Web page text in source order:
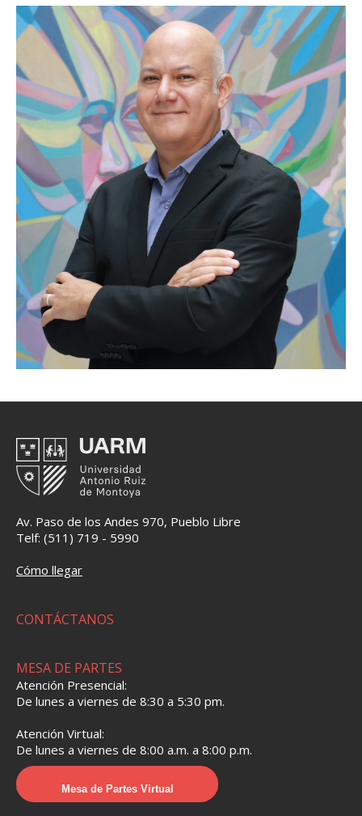
Av. Paso de los Andes 970, Pueblo Libre
Telf: (511) 719 - 5990
Cómo llegar
CONTÁCTANOS
MESA DE PARTES
Atención Presencial:
De lunes a viernes de 8:30 a 5:30 pm.
Atención Virtual:
De lunes a viernes de 8:00 a.m. a 8:00 p.m.
Mesa de Partes Virtual